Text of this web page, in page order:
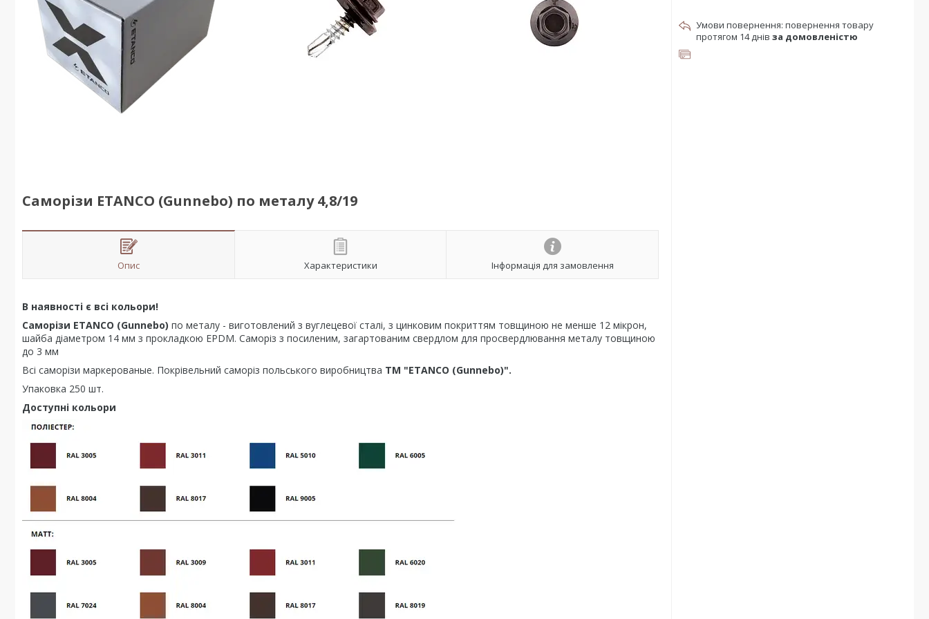
Саморізи ETANCO (Gunnebo) по металу 4,8/19
Опис Характеристики Інформація для замовлення
В наявності є всі кольори!
Саморізи ETANCO (Gunnebo) по металу - виготовлений з вуглецевої сталі, з цинковим покриттям товщиною не менше 12 мікрон,
шайба діаметром 14 мм з прокладкою EPDM. Саморіз з посиленим, загартованим свердлом для просвердлювання металу товщиною
до 3 мм
Всі саморізи маркерованые. Покрівельний саморіз польського виробництва ТМ "ETANCO (Gunnebo)".
Упаковка 250 шт.
Доступні кольори
повернення товару
протягом 14 днів за домовленістю